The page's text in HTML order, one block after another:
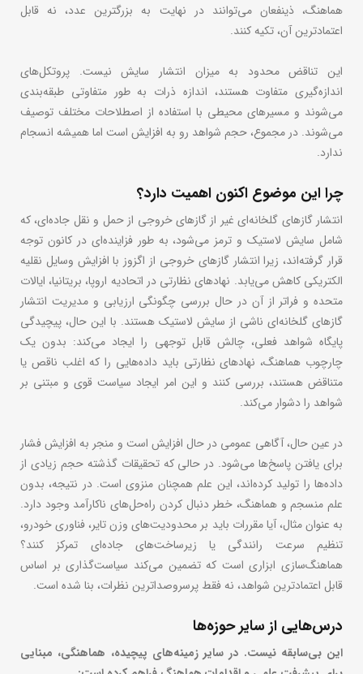
هماهنگ، ذینفعان می‌توانند در نهایت به بزرگترین عدد، نه قابل
اعتمادترین آن، تکیه کنند.
این تناقض محدود به میزان انتشار سایش نیست. پروتکل‌های
اندازه‌گیری متفاوت هستند، اندازه ذرات به طور متفاوتی طبقه‌بندی
می‌شوند و مسیرهای محیطی با استفاده از اصطلاحات مختلف توصیف
می‌شوند. در مجموع، حجم شواهد رو به افزایش است اما همیشه انسجام
ندارد.
چرا این موضوع اکنون اهمیت دارد؟
انتشار گازهای گلخانه‌ای غیر از گازهای خروجی از حمل و نقل جاده‌ای، که
شامل سایش لاستیک و ترمز می‌شود، به طور فزاینده‌ای در کانون توجه
قرار گرفته‌اند، زیرا انتشار گازهای خروجی از اگزوز با افزایش وسایل نقلیه
الکتریکی کاهش می‌یابد. نهادهای نظارتی در اتحادیه اروپا، بریتانیا، ایالات
متحده و فراتر از آن در حال بررسی چگونگی ارزیابی و مدیریت انتشار
گازهای گلخانه‌ای ناشی از سایش لاستیک هستند. با این حال، پیچیدگی
پایگاه شواهد فعلی، چالش قابل توجهی را ایجاد می‌کند: بدون یک
چارچوب هماهنگ، نهادهای نظارتی باید داده‌هایی را که اغلب ناقص یا
متناقض هستند، بررسی کنند و این امر ایجاد سیاست قوی و مبتنی بر
شواهد را دشوار می‌کند.
در عین حال، آگاهی عمومی در حال افزایش است و منجر به افزایش فشار
برای یافتن پاسخ‌ها می‌شود. در حالی که تحقیقات گذشته حجم زیادی از
داده‌ها را تولید کرده‌اند، این علم همچنان منزوی است. در نتیجه، بدون
علم منسجم و هماهنگ، خطر دنبال کردن راه‌حل‌های ناکارآمد وجود دارد.
به عنوان مثال، آیا مقررات باید بر محدودیت‌های وزن تایر، فناوری خودرو،
تنظیم سرعت رانندگی یا زیرساخت‌های جاده‌ای تمرکز کنند؟
هماهنگ‌سازی ابزاری است که تضمین می‌کند سیاست‌گذاری بر اساس
قابل اعتمادترین شواهد، نه فقط پرسروصداترین نظرات، بنا شده است.
درس‌هایی از سایر حوزه‌ها
این بی‌سابقه نیست. در سایر زمینه‌های پیچیده، هماهنگی، مبنایی